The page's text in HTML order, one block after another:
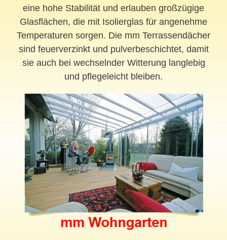
eine hohe Stabilität und erlauben großzügige
Glasflächen, die mit Isolierglas für angenehme
Temperaturen sorgen. Die mm Terrassendächer
sind feuerverzinkt und pulverbeschichtet, damit
sie auch bei wechselnder Witterung langlebig
und pflegeleicht bleiben.